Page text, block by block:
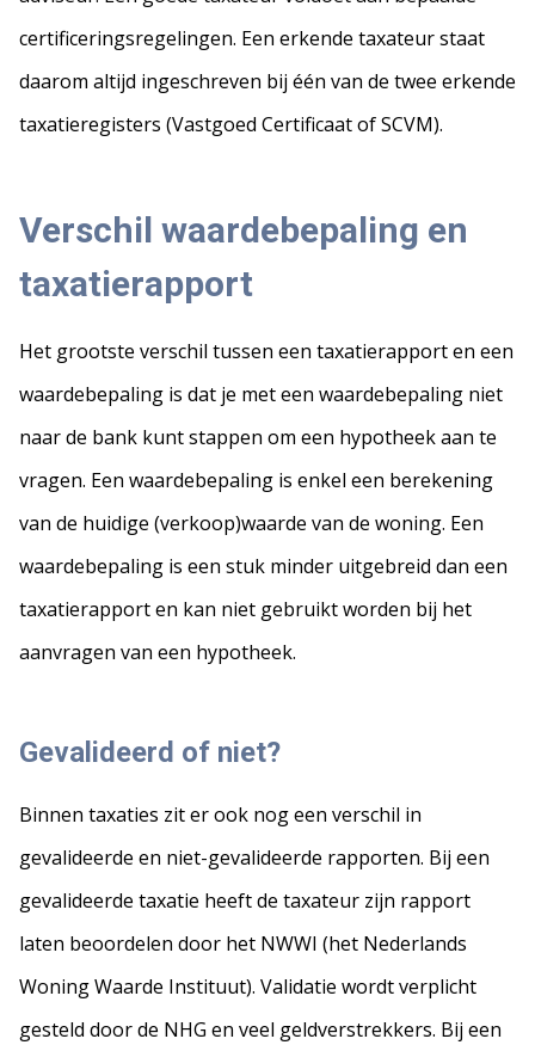
certificeringsregelingen. Een erkende taxateur staat
daarom altijd ingeschreven bij één van de twee erkende
taxatieregisters (Vastgoed Certificaat of SCVM).
Verschil waardebepaling en
taxatierapport
Het grootste verschil tussen een taxatierapport en een
waardebepaling is dat je met een waardebepaling niet
naar de bank kunt stappen om een hypotheek aan te
vragen. Een waardebepaling is enkel een berekening
van de huidige (verkoop)waarde van de woning. Een
waardebepaling is een stuk minder uitgebreid dan een
taxatierapport en kan niet gebruikt worden bij het
aanvragen van een hypotheek.
Gevalideerd of niet?
Binnen taxaties zit er ook nog een verschil in
gevalideerde en niet-gevalideerde rapporten. Bij een
gevalideerde taxatie heeft de taxateur zijn rapport
laten beoordelen door het NWWI (het Nederlands
Woning Waarde Instituut). Validatie wordt verplicht
gesteld door de NHG en veel geldverstrekkers. Bij een